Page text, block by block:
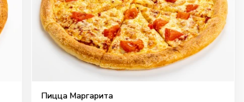
Пицца Маргарита